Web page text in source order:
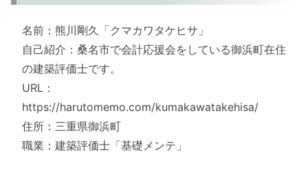
名前：熊川剛久「クマカワタケヒサ」
自己紹介：桑名市で会計応援会をしている御浜町在住
の建築評価士です。
URL：
https://harutomemo.com/kumakawatakehisa/
住所：三重県御浜町
職業：建築評価士「基礎メンテ」